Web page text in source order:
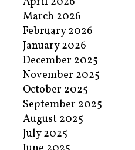
March 2026
February 2026
January 2026
December 2025
November 2025
October 2025
September 2025
August 2025
July 2025